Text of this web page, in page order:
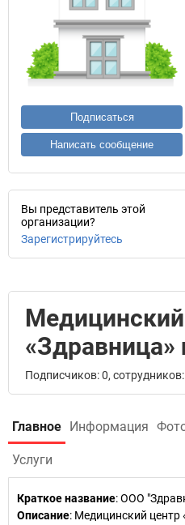
Подписаться
Написать сообщение
Вы представитель этой
организации?
Зарегистрируйтесь
«Здравница»
Подписчиков: 0, сотрудников:
Главное Информация
Услуги
Краткое название:ООО
Описание: Медицинский центр